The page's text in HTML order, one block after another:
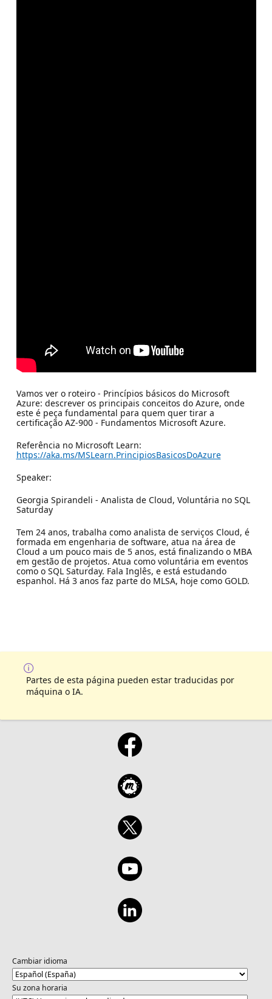
Vamos ver o roteiro - Princípios básicos do Microsoft
Azure: descrever os principais conceitos do Azure, onde
este é peça fundamental para quem quer tirar a
certificação AZ-900 - Fundamentos Microsoft Azure.
Referência no Microsoft Learn:
https://aka.ms/MSLearn.PrincipiosBasicosDoAzure
Speaker:
Georgia Spirandeli - Analista de Cloud, Voluntária no SQL
Saturday
Tem 24 anos, trabalha como analista de serviços Cloud, é
formada em engenharia de software, atua na área de
Cloud a um pouco mais de 5 anos, está finalizando o MBA
em gestão de projetos. Atua como voluntária em eventos
como o SQL Saturday. Fala Inglês, e está estudando
espanhol. Há 3 anos faz parte do MLSA, hoje como GOLD.
Partes de esta página pueden estar traducidas por
máquina o IA.
Cambiar idioma
Su zona horaria